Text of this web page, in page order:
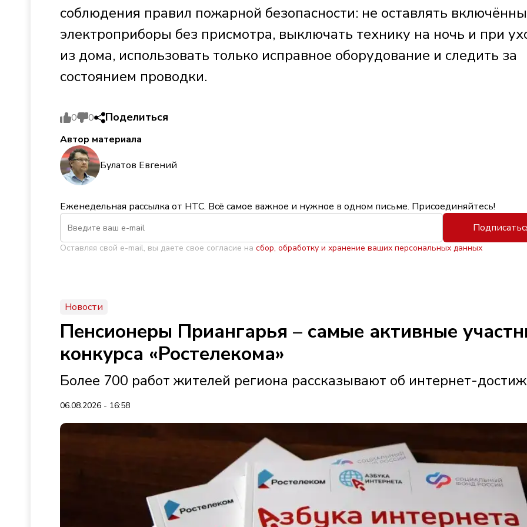
соблюдения правил пожарной безопасности: не оставлять
электроприборы без присмотра, выключать технику на ночь и при
из дома, использовать только исправное оборудование и следить за
состоянием проводки.
0 0 Поделиться
Автор материала
Булатов Евгений
Еженедельная рассылка от НТС. Всё самое важное и нужное в одном письме. Присоединяйтесь!
Оставляя свой e-mail, вы даете свое согласие на сбор, обработку и хранение ваших персональных данных
Новости
Пенсионеры Приангарья – самые активные
конкурса «Ростелекома»
Более 700 работ жителей региона рассказывают об интернет-
06.08.2026 - 16:58